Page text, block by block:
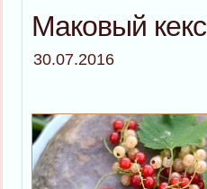
Маковый кекс
30.07.2016